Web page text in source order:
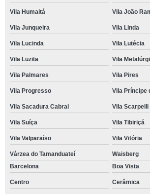
Vila Humaitá Vila João
Vila Junqueira Vila Linda
Vila Lucinda Vila Lutécia
Vila Luzita Vila
Vila Palmares Vila Pires
Vila Progresso Vila Príncipe
Vila Sacadura Cabral Vila Scarpelli
Vila Suíça Vila Tibiriçá
Vila Valparaíso Vila Vitória
Várzea do Tamanduateí
Waisberg
Barcelona
Boa Vista
Centro Cerâmica